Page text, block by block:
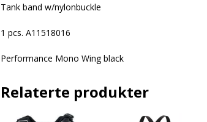
Tank band w/nylonbuckle
1 pcs. A11518016
Performance Mono Wing black
Relaterte produkter